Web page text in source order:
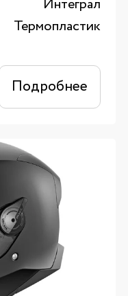
Термопластик
Подробнее